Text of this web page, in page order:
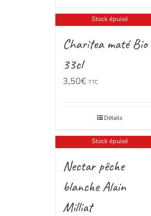
Stock épuisé
Charitea maté Bio
33cl
3,50€ TTC
Détails
Stock épuisé
Nectar pêche
blanche Alain
Milliat